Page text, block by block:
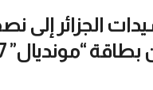
الجزائر إلى
“مونديال” 2027